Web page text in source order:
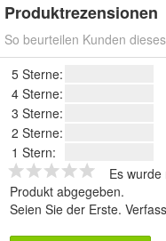
Produktrezensionen
So beurteilen Kunden
5 Sterne:
4 Sterne:
3 Sterne:
2 Sterne:
1 Stern:
Es
Produkt abgegeben.
Seien Sie der Erste.